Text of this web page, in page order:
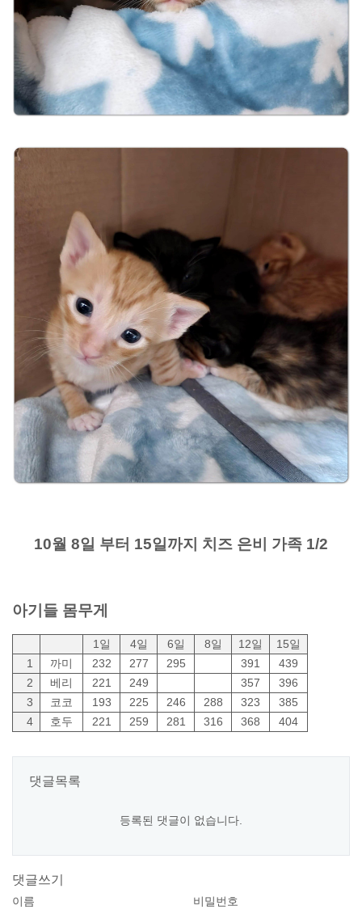
10월 8일 부터 15일까지 치즈 은비 가족 1/2
아기들 몸무게
1일 4일 6일 8일 12일
15일
1
까미 232 277 295 391
439
2
베리 221 249 357
396
3
코코 193 225 246 288 323
385
4
호두 221 259 281 316 368 404
댓글목록
등록된 댓글이 없습니다.
댓글쓰기
이름 비밀번호